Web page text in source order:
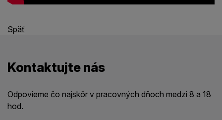
Späť
Kontaktujte nás
Odpovieme čo najskôr v pracovných dňoch medzi 8 a 18
hod.